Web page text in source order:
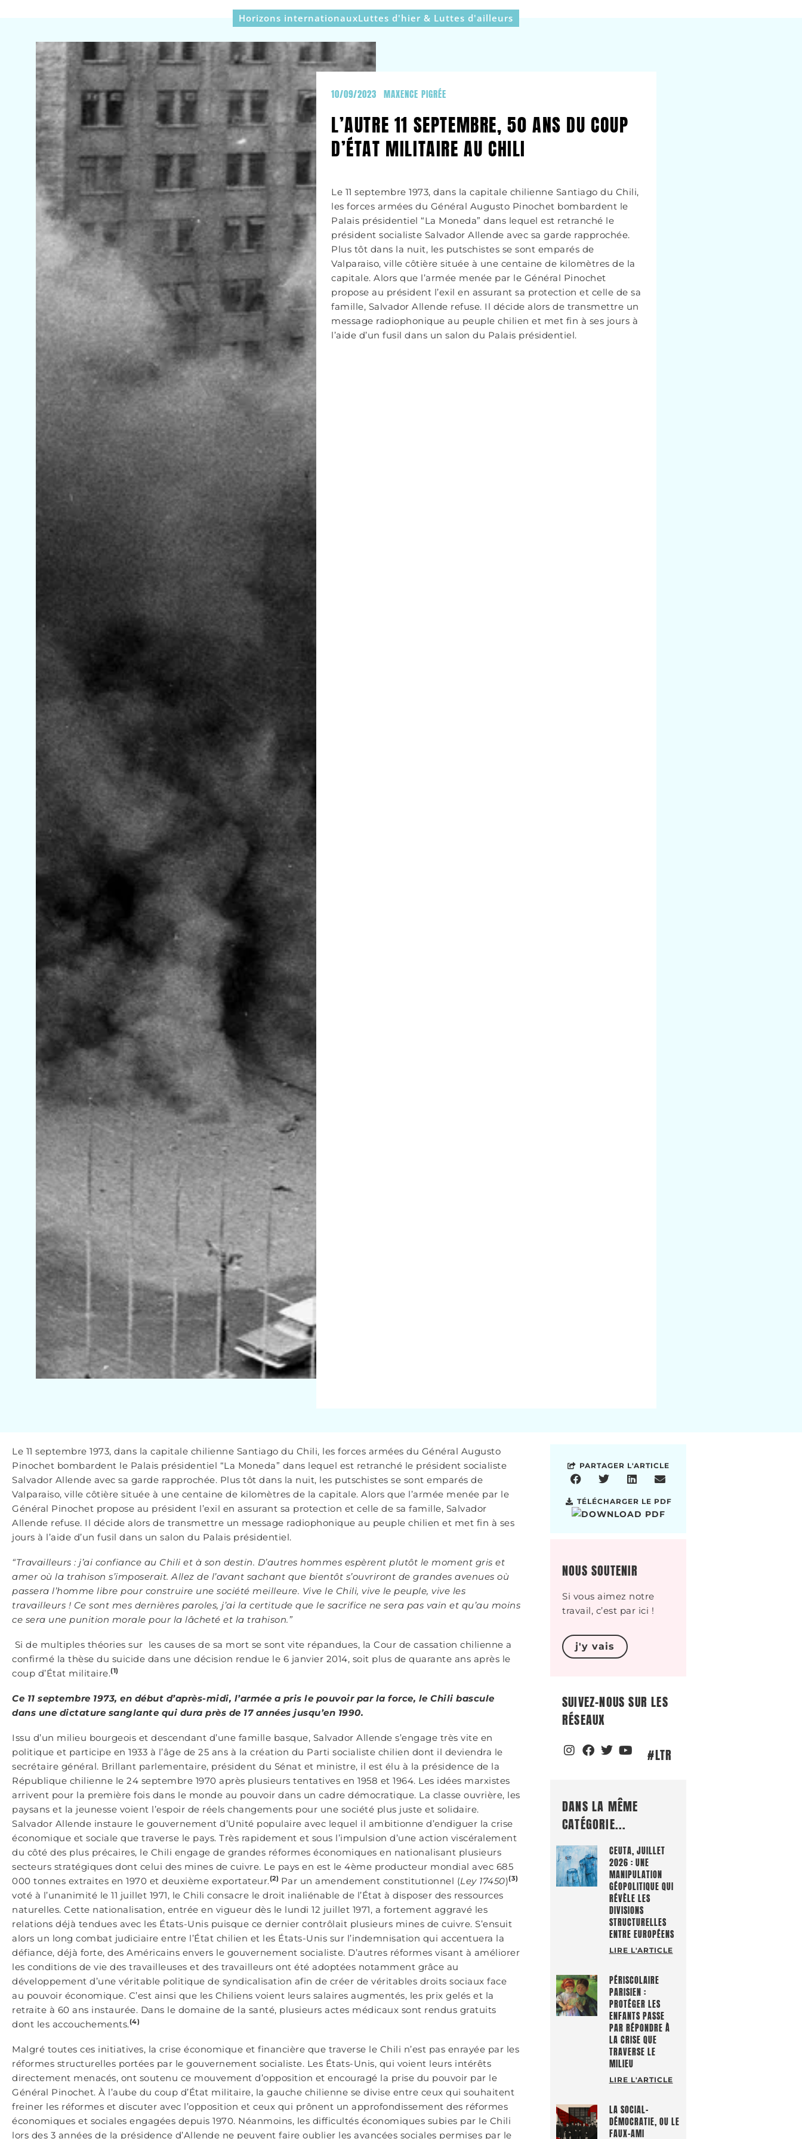
Horizons internationauxLuttes d'hier & Luttes d'ailleurs
10/09/2023 MAXENCE PIGRÉE
L’AUTRE 11 SEPTEMBRE, 50 ANS DU COUP
D’ÉTAT MILITAIRE AU CHILI
Le 11 septembre 1973, dans la capitale chilienne Santiago du Chili,
les forces armées du Général Augusto Pinochet bombardent le
Palais présidentiel “La Moneda” dans lequel est retranché le
président socialiste Salvador Allende avec sa garde rapprochée.
Plus tôt dans la nuit, les putschistes se sont emparés de
Valparaiso, ville côtière située à une centaine de kilomètres de la
capitale. Alors que l’armée menée par le Général Pinochet
propose au président l’exil en assurant sa protection et celle de sa
famille, Salvador Allende refuse. Il décide alors de transmettre un
message radiophonique au peuple chilien et met fin à ses jours à
l’aide d’un fusil dans un salon du Palais présidentiel.
Le 11 septembre 1973, dans la capitale chilienne Santiago du Chili, les forces armées du Général Augusto
Pinochet bombardent le Palais présidentiel “La Moneda” dans lequel est retranché le président socialiste
Salvador Allende avec sa garde rapprochée. Plus tôt dans la nuit, les putschistes se sont emparés de
Valparaiso, ville côtière située à une centaine de kilomètres de la capitale. Alors que l’armée menée par le
Général Pinochet propose au président l’exil en assurant sa protection et celle de sa famille, Salvador
Allende refuse. Il décide alors de transmettre un message radiophonique au peuple chilien et met fin à ses
jours à l’aide d’un fusil dans un salon du Palais présidentiel.
“Travailleurs : j’ai confiance au Chili et à son destin. D’autres hommes espèrent plutôt le moment gris et
amer où la trahison s’imposerait. Allez de l’avant sachant que bientôt s’ouvriront de grandes avenues où
passera l’homme libre pour construire une société meilleure. Vive le Chili, vive le peuple, vive les
travailleurs ! Ce sont mes dernières paroles, j’ai la certitude que le sacrifice ne sera pas vain et qu’au moins
ce sera une punition morale pour la lâcheté et la trahison.”
Si de multiples théories sur les causes de sa mort se sont vite répandues, la Cour de cassation chilienne a
confirmé la thèse du suicide dans une décision rendue le 6 janvier 2014, soit plus de quarante ans après le
coup d’État militaire.(1)
Ce 11 septembre 1973, en début d’après-midi, l’armée a pris le pouvoir par la force, le Chili bascule
dans une dictature sanglante qui dura près de 17 années jusqu’en 1990.
Issu d’un milieu bourgeois et descendant d’une famille basque, Salvador Allende s’engage très vite en
politique et participe en 1933 à l’âge de 25 ans à la création du Parti socialiste chilien dont il deviendra le
secrétaire général. Brillant parlementaire, président du Sénat et ministre, il est élu à la présidence de la
République chilienne le 24 septembre 1970 après plusieurs tentatives en 1958 et 1964. Les idées marxistes
arrivent pour la première fois dans le monde au pouvoir dans un cadre démocratique. La classe ouvrière, les
paysans et la jeunesse voient l’espoir de réels changements pour une société plus juste et solidaire.
Salvador Allende instaure le gouvernement d’Unité populaire avec lequel il ambitionne d’endiguer la crise
économique et sociale que traverse le pays. Très rapidement et sous l’impulsion d’une action viscéralement
du côté des plus précaires, le Chili engage de grandes réformes économiques en nationalisant plusieurs
secteurs stratégiques dont celui des mines de cuivre. Le pays en est le 4ème producteur mondial avec 685
000 tonnes extraites en 1970 et deuxième exportateur.(2) Par un amendement constitutionnel (Ley 17450)(3)
voté à l’unanimité le 11 juillet 1971, le Chili consacre le droit inaliénable de l’État à disposer des ressources
naturelles. Cette nationalisation, entrée en vigueur dès le lundi 12 juillet 1971, a fortement aggravé les
relations déjà tendues avec les États-Unis puisque ce dernier contrôlait plusieurs mines de cuivre. S’ensuit
alors un long combat judiciaire entre l’État chilien et les États-Unis sur l’indemnisation qui accentuera la
défiance, déjà forte, des Américains envers le gouvernement socialiste. D’autres réformes visant à améliorer
les conditions de vie des travailleuses et des travailleurs ont été adoptées notamment grâce au
développement d’une véritable politique de syndicalisation afin de créer de véritables droits sociaux face
au pouvoir économique. C’est ainsi que les Chiliens voient leurs salaires augmentés, les prix gelés et la
retraite à 60 ans instaurée. Dans le domaine de la santé, plusieurs actes médicaux sont rendus gratuits
dont les accouchements.(4)
Malgré toutes ces initiatives, la crise économique et financière que traverse le Chili n’est pas enrayée par les
réformes structurelles portées par le gouvernement socialiste. Les États-Unis, qui voient leurs intérêts
directement menacés, ont soutenu ce mouvement d’opposition et encouragé la prise du pouvoir par le
Général Pinochet. À l’aube du coup d’État militaire, la gauche chilienne se divise entre ceux qui souhaitent
freiner les réformes et discuter avec l’opposition et ceux qui prônent un approfondissement des réformes
économiques et sociales engagées depuis 1970. Néanmoins, les difficultés économiques subies par le Chili
lors des 3 années de la présidence d’Allende ne peuvent faire oublier les avancées sociales permises par le
PARTAGER L'ARTICLE
TÉLÉCHARGER LE PDF
NOUS SOUTENIR
Si vous aimez notre
travail, c’est par ici !
j'y vais
SUIVEZ-NOUS SUR LES
RÉSEAUX
#LTR
DANS LA MÊME
CATÉGORIE...
CEUTA, JUILLET
2026 : UNE
MANIPULATION
GÉOPOLITIQUE QUI
RÉVÈLE LES
DIVISIONS
STRUCTURELLES
ENTRE EUROPÉENS
LIRE L'ARTICLE
PÉRISCOLAIRE
PARISIEN :
PROTÉGER LES
ENFANTS PASSE
PAR RÉPONDRE À
LA CRISE QUE
TRAVERSE LE
MILIEU
LIRE L'ARTICLE
LA SOCIAL-
DÉMOCRATIE, OU LE
FAUX-AMI